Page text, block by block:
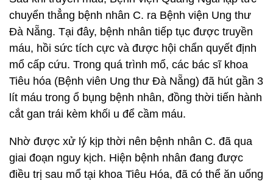
chuyển thẳng bệnh nhân C. ra Bệnh viện Ung thư
Đà Nẵng. Tại đây, bệnh nhân tiếp tục được truyền
máu, hồi sức tích cực và được hội chẩn quyết định
mổ cấp cứu. Trong quá trình mổ, các bác sĩ khoa
Tiêu hóa (Bệnh viên Ung thư Đà Nẵng) đã hút gần 3
lít máu trong ổ bụng bệnh nhân, đồng thời tiến hành
cắt gan trái kèm khối u để cầm máu.
Nhờ được xử lý kịp thời nên bệnh nhân C. đã qua
giai đoạn nguy kịch. Hiện bệnh nhân đang được
điều trị sau mổ tại khoa Tiêu Hóa, đã có thể ăn uống